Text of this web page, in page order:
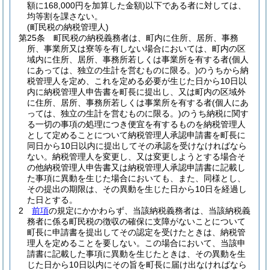
額に168,000円を加算した金額)以下である者に対しては、
均等割を課さない。
(町民税の納税管理人)
第25条
町民税の納税義務者は、町内に住所、居所、事務
所、事業所又は寮等を有しない場合においては、町内の区
域内に住所、居所、事務所若しくは事業所を有する者(個人
にあっては、独立の生計を営むものに限る。)のうちから納
税管理人を定め、これを定める必要が生じた日から10日以
内に納税管理人申告書を町長に提出し、又は町内の区域外
に住所、居所、事務所若しくは事業所を有する者(個人にあ
っては、独立の生計を営むものに限る。)のうち納税に関す
る一切の事項の処理につき便宜を有するものを納税管理人
として定めることについて納税管理人承認申請書を町長に
同日から10日以内に提出してその承認を受けなければなら
ない。 納税管理人を変更し、又は変更しようとする場合そ
の他納税管理人申告書又は納税管理人承認申請書に記載し
た事項に異動を生じた場合においても、また、同様とし、
その提出の期限は、その異動を生じた日から10日を経過し
た日とする。
2
前項の規定にかかわらず、当該納税義務者は、当該納税義
務者に係る町民税の徴収の確保に支障がないことについて
町長に申請書を提出してその認定を受けたときは、納税管
理人を定めることを要しない。
この場合において、当該申
請書に記載した事項に異動を生じたときは、その異動を生
じた日から10日以内にその旨を町長に届け出なければなら